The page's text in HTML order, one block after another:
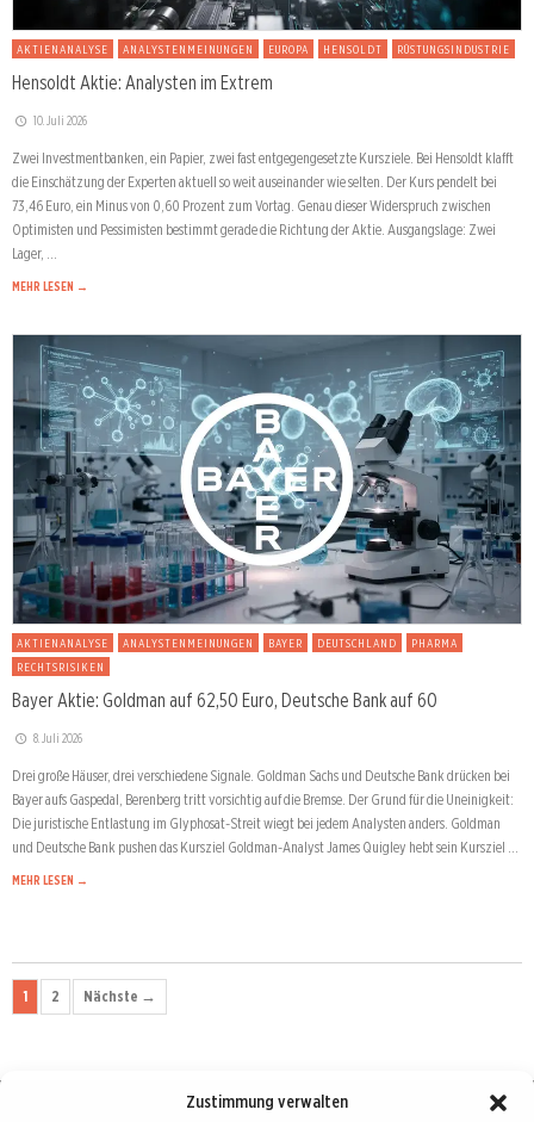
Zustimmung verwalten
AKTIENANALYSE ANALYSTENMEINUNGEN EUROPA HENSOLDT RÜSTUNGSINDUSTRIE
Hensoldt Aktie: Analysten im Extrem
10. Juli 2026
Zwei Investmentbanken, ein Papier, zwei fast entgegengesetzte Kursziele. Bei Hensoldt klafft
die Einschätzung der Experten aktuell so weit auseinander wie selten. Der Kurs pendelt bei
73,46 Euro, ein Minus von 0,60 Prozent zum Vortag. Genau dieser Widerspruch zwischen
Optimisten und Pessimisten bestimmt gerade die Richtung der Aktie. Ausgangslage: Zwei
Lager, …
MEHR LESEN →
AKTIENANALYSE ANALYSTENMEINUNGEN BAYER DEUTSCHLAND
PHARMA
RECHTSRISIKEN
Bayer Aktie: Goldman auf 62,50 Euro, Deutsche Bank auf 60
8. Juli 2026
Drei große Häuser, drei verschiedene Signale. Goldman Sachs und Deutsche Bank drücken bei
Bayer aufs Gaspedal, Berenberg tritt vorsichtig auf die Bremse. Der Grund für die Uneinigkeit:
Die juristische Entlastung im Glyphosat-Streit wiegt bei jedem Analysten anders. Goldman
und Deutsche Bank pushen das Kursziel Goldman-Analyst James Quigley hebt sein Kursziel …
MEHR LESEN →
1 2 Nächste →